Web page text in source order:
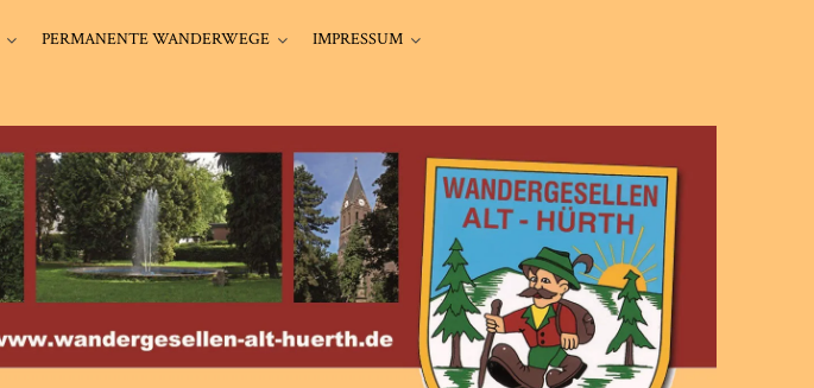
PERMANENTE WANDERWEGE IMPRESSUM